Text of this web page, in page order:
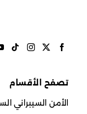
تصفح الأقسام
الأمن السيبراني